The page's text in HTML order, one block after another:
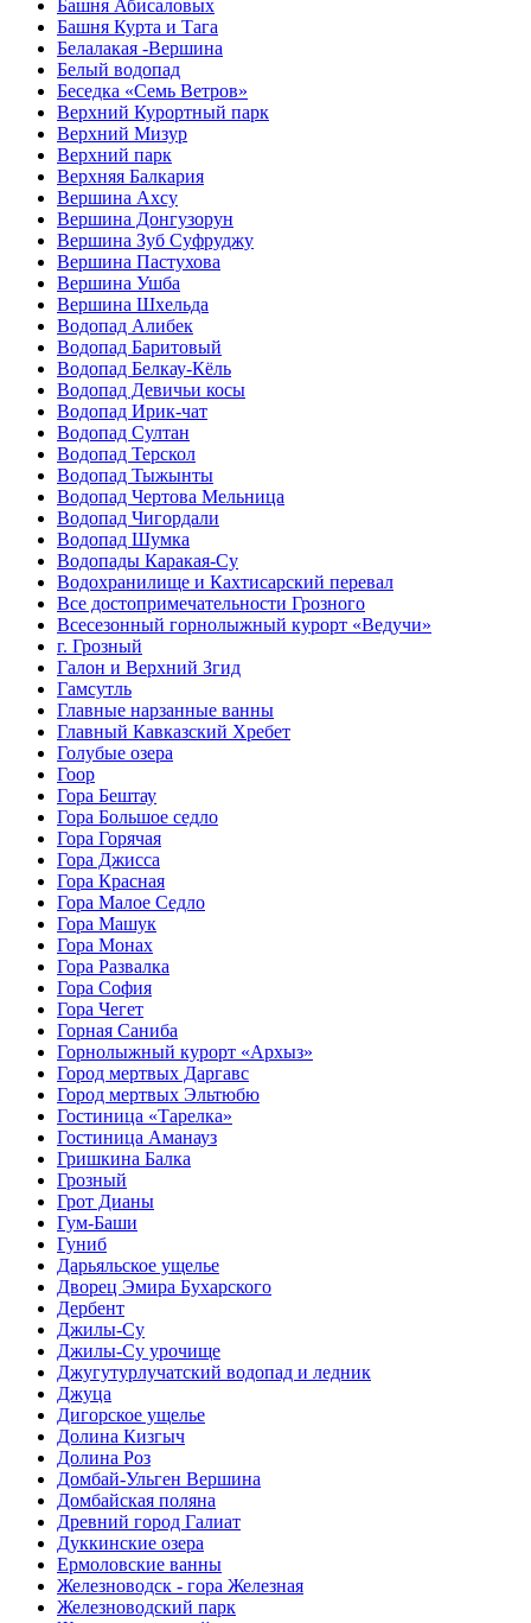
Башня Абисаловых
Башня Курта и Тага
Белалакая -Вершина
Белый водопад
Беседка «Семь Ветров»
Верхний Курортный парк
Верхний Мизур
Верхний парк
Верхняя Балкария
Вершина Ахсу
Вершина Донгузорун
Вершина Зуб Суфруджу
Вершина Пастухова
Вершина Ушба
Вершина Шхельда
Водопад Алибек
Водопад Баритовый
Водопад Белкау-Кёль
Водопад Девичьи косы
Водопад Ирик-чат
Водопад Султан
Водопад Терскол
Водопад Тыжынты
Водопад Чертова Мельница
Водопад Чигордали
Водопад Шумка
Водопады Каракая-Су
Водохранилище и Кахтисарский перевал
Все достопримечательности Грозного
Всесезонный горнолыжный курорт «Ведучи»
г. Грозный
Галон и Верхний Згид
Гамсутль
Главные нарзанные ванны
Главный Кавказский Хребет
Голубые озера
Гоор
Гора Бештау
Гора Большое седло
Гора Горячая
Гора Джисса
Гора Красная
Гора Малое Седло
Гора Машук
Гора Монах
Гора Развалка
Гора София
Гора Чегет
Горная Саниба
Горнолыжный курорт «Архыз»
Город мертвых Даргавс
Город мертвых Эльтюбю
Гостиница «Тарелка»
Гостиница Аманауз
Гришкина Балка
Грозный
Грот Дианы
Гум-Баши
Гуниб
Дарьяльское ущелье
Дворец Эмира Бухарского
Дербент
Джилы-Су
Джилы-Су урочище
Джугутурлучатский водопад и ледник
Джуца
Дигорское ущелье
Долина Кизгыч
Долина Роз
Домбай-Ульген Вершина
Домбайская поляна
Древний город Галиат
Дуккинские озера
Ермоловские ванны
Железноводск - гора Железная
Железноводский парк